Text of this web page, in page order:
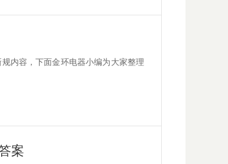
内容，下面金环电器小编为大家整理
案